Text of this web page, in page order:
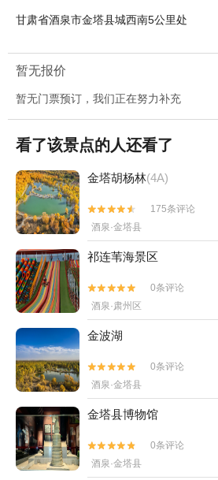
甘肃省酒泉市金塔县城西南5公里处
暂无报价
暂无门票预订，我们正在努力补充
看了该景点的人还看了
金塔胡杨林(4A)


175条评论
酒泉·金塔县
祁连苇海景区


0条评论
酒泉·肃州区
金波湖


0条评论
酒泉·金塔县
金塔县博物馆


0条评论
酒泉·金塔县